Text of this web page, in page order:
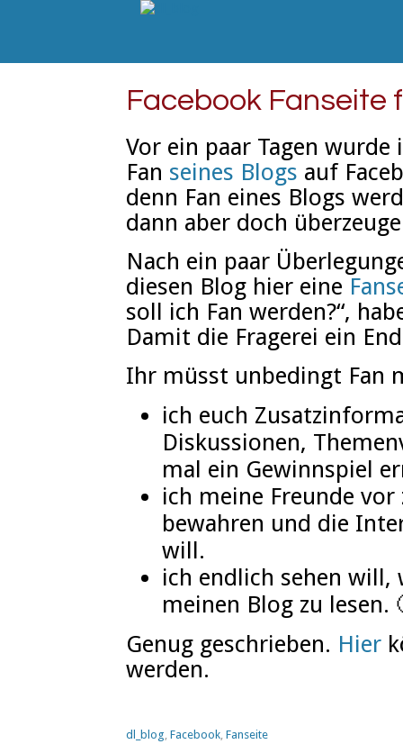
Facebook Fanseite
Vor ein paar Tagen wurde
Fan seines Blogs auf
denn Fan eines Blogs
dann aber doch
Nach ein paar
diesen Blog hier eine
soll ich Fan werden?“,
Damit die Fragerei ein
Ihr müsst unbedingt Fan
ich euch
Diskussionen,
mal ein Gewinnspiel
ich meine Freunde
bewahren und die
will.
ich endlich sehen
meinen Blog zu lesen.
Genug geschrieben. Hier
werden.
dl_blog, Facebook, Fanseite